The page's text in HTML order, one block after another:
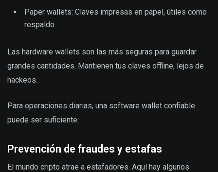
Paper wallets: Claves impresas en papel, útiles como
respaldo
Las hardware wallets son las más seguras para guardar
grandes cantidades. Mantienen tus claves offline, lejos de
hackeos.
Para operaciones diarias, una software wallet confiable
puede ser suficiente.
Prevención de fraudes y estafas
El mundo cripto atrae a estafadores. Aquí hay algunos